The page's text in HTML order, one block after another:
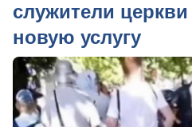
служители
новую услугу